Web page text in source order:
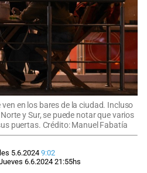
en los bares de la ciudad. Incluso
y Sur, se puede notar que varios
puertas. Crédito: Manuel Fabatía
5.6.2024 9:02
6.6.202421:55hs